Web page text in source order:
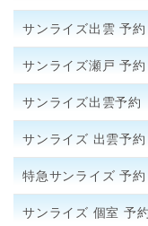
サンライズ出雲 予約
サンライズ瀬戸 予約
サンライズ出雲予約
サンライズ 出雲予約
特急サンライズ 予約
サンライズ 個室 予約